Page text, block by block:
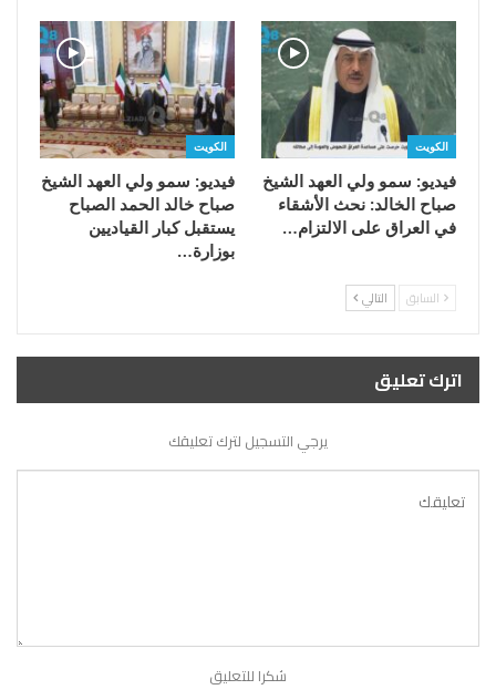
الكويت
فيديو: سمو ولي العهد الشيخ
صباح الخالد: نحث الأشقاء
في العراق على الالتزام…
الكويت
فيديو: سمو ولي العهد الشيخ
صباح خالد الحمد الصباح
يستقبل كبار القياديين
بوزارة…
السابق التالي
اترك تعليق
يرجي التسجيل لترك تعليقك
شكرا للتعليق